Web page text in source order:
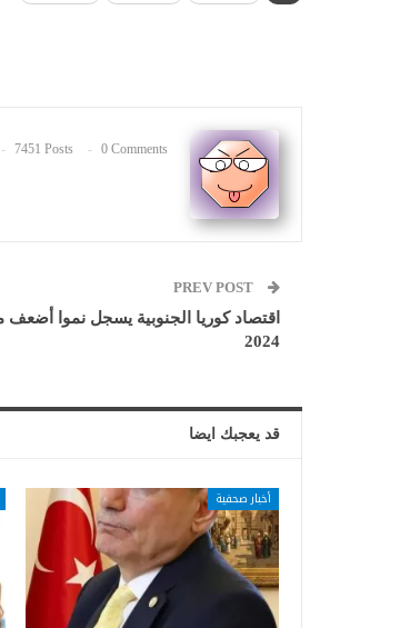
7451 Posts 0 Comments
اقتصاد كوريا الجنوبية يسجل نموا
2024
قد يعجبك ايضا
أخبار صحفية